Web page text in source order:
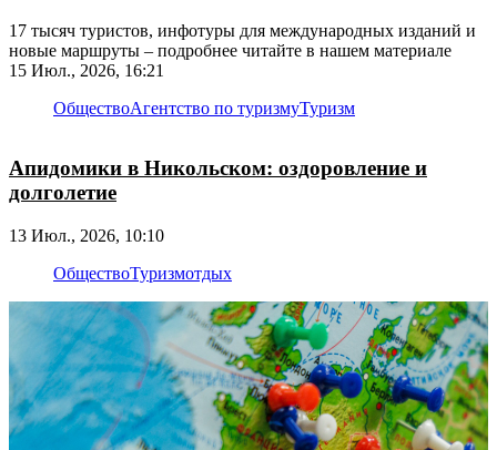
17 тысяч туристов, инфотуры для международных изданий и
новые маршруты – подробнее читайте в нашем материале
15 Июл., 2026, 16:21
ОбществоАгентство по туризмуТуризм
Апидомики в Никольском: оздоровление и
долголетие
13 Июл., 2026, 10:10
ОбществоТуризмотдых